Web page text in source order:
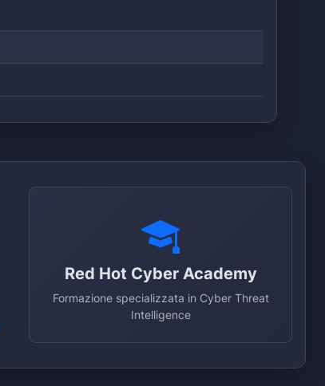
Red Hot Cyber Academy
Formazione specializzata in Cyber Threat
Intelligence